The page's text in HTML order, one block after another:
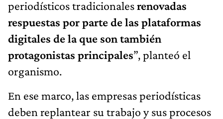
periodísticos tradicionalesrenovadas
respuestas por parte de las plataformas
digitales de la que son también
protagonistas principales”, planteó el
organismo.
En ese marco, las empresas periodísticas
deben replantear su trabajo y sus procesos